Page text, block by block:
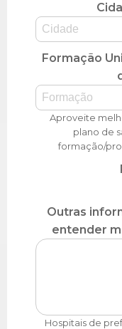
Formação
Aproveite
plano de
formação/
Outras
entender
Hospitais de